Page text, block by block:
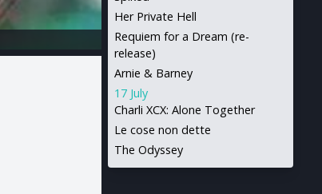
Her Private Hell
Requiem for a Dream (re-
release)
Arnie & Barney
17 July
Charli XCX: Alone Together
Le cose non dette
The Odyssey